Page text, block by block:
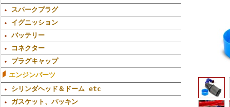
スパークプラグ
イグニッション
バッテリー
コネクター
プラグキャップ
エンジンパーツ
シリンダヘッド＆ドーム etc
ガスケット、パッキン